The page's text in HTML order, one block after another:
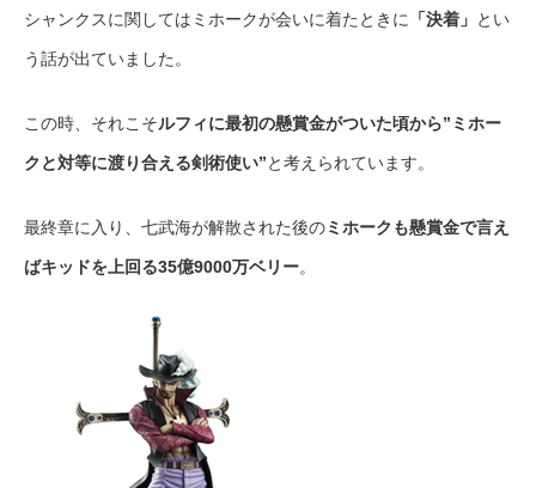
シャンクスに関してはミホークが会いに着たときに 「決着」 とい
う話が出ていました。
この時、それこそルフィに最初の懸賞金がついた頃から”ミホー
クと対等に渡り合える剣術使い”と考えられています。
最終章に入り、七武海が解散された後のミホークも懸賞金で言え
ばキッドを上回る35億9000万ベリー。